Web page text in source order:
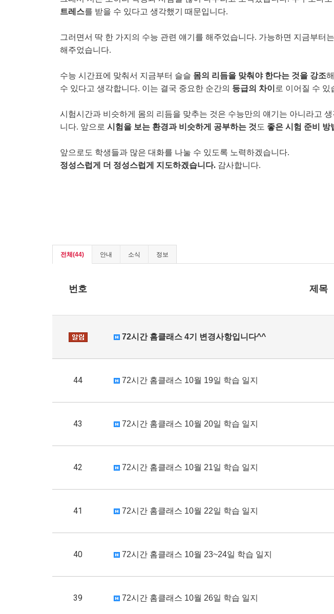
트레스를 받을 수 있다고 생각했기 때문입니다.
그러면서 딱 한 가지의 수능 관련 얘기를 해주었습니다. 가능하면 지금부터는
해주었습니다.
수능 시간표에 맞춰서 지금부터 슬슬 몸의 리듬을 맞춰야 한다는 것을 강조
수 있다고 생각합니다. 이는 결국 중요한 순간의 등급의 차이 로 이어질 수 있
시험시간과 비슷하게 몸의 리듬을 맞추는 것은 수능만의 얘기는 아니라고
니다. 앞으로 시험을 보는 환경과 비슷하게 공부하는 것 도 좋은 시험 준비 방
앞으로도 학생들과 많은 대화를 나눌 수 있도록 노력하겠습니다.
정성스럽게 더 정성스럽게 지도하겠습니다. 감사합니다.
전체(44) 안내 소식 정보
번호 제목
72시간 홈클래스 4기 변경사항입니다^^
44 72시간 홈클래스 10월 19일 학습 일지
43 72시간 홈클래스 10월 20일 학습 일지
42 72시간 홈클래스 10월 21일 학습 일지
41 72시간 홈클래스 10월 22일 학습 일지
40 72시간 홈클래스 10월 23~24일 학습 일지
39 72시간 홈클래스 10월 26일 학습 일지